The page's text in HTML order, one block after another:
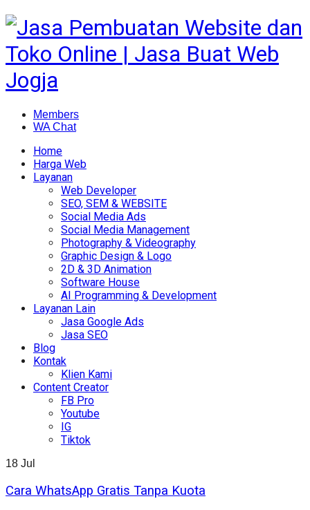
Members
WA Chat
Home
Harga Web
Layanan
Web Developer
SEO, SEM & WEBSITE
Social Media Ads
Social Media Management
Photography & Videography
Graphic Design & Logo
2D & 3D Animation
Software House
AI Programming & Development
Layanan Lain
Jasa Google Ads
Jasa SEO
Blog
Kontak
Klien Kami
Content Creator
FB Pro
Youtube
IG
Tiktok
18 Jul
Cara WhatsApp Gratis Tanpa Kuota